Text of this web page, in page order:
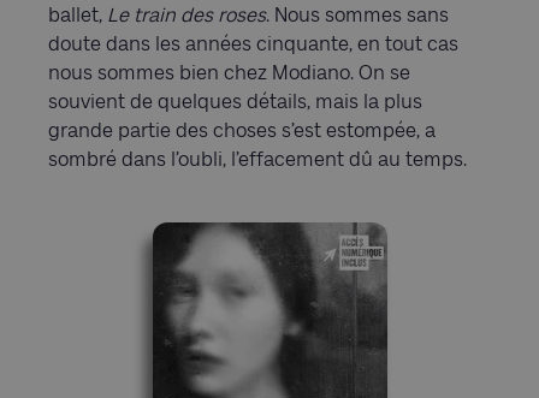
ballet, Le train des roses. Nous sommes sans
doute dans les années cinquante, en tout cas
nous sommes bien chez Modiano. On se
souvient de quelques détails, mais la plus
grande partie des choses s’est estompée, a
sombré dans l’oubli, l’effacement dû au temps.